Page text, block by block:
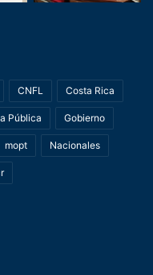
CNFL Costa Rica
Pública Gobierno
mopt Nacionales